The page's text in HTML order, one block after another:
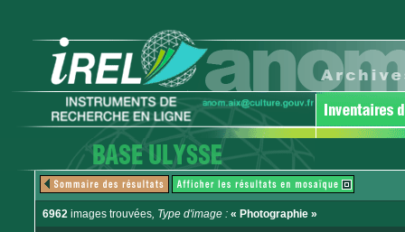
6962 images trouvées, Type d'image : « Photographie »